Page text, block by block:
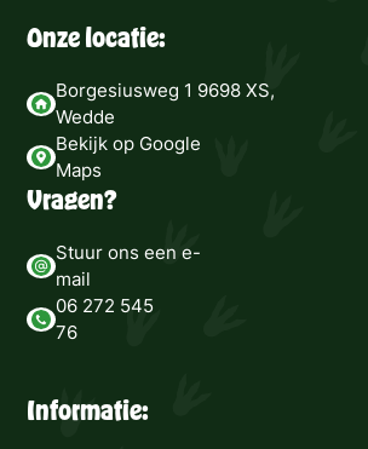
Onze locatie:
Borgesiusweg 1 9698 XS,
Wedde
Bekijk op Google
Maps
Vragen?
Stuur ons een e-
mail
06 272 545
76
Informatie: